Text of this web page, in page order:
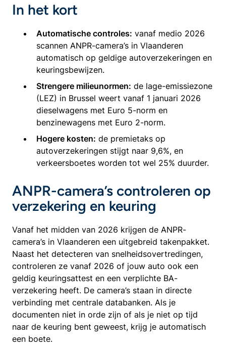
In het kort
Automatische controles: vanaf medio 2026
scannen ANPR-camera’s in Vlaanderen
automatisch op geldige autoverzekeringen en
keuringsbewijzen.
Strengere milieunormen: de lage-emissiezone
(LEZ) in Brussel weert vanaf 1 januari 2026
dieselwagens met Euro 5-norm en
benzinewagens met Euro 2-norm.
Hogere kosten: de premietaks op
autoverzekeringen stijgt naar 9,6%, en
verkeersboetes worden tot wel 25% duurder.
ANPR-camera’s controleren op
verzekering en keuring
Vanaf het midden van 2026 krijgen de ANPR-
camera’s in Vlaanderen een uitgebreid takenpakket.
Naast het detecteren van snelheidsovertredingen,
controleren ze vanaf 2026 of jouw auto ook een
geldig keuringsattest en een verplichte BA-
verzekering heeft. De camera’s staan in directe
verbinding met centrale databanken. Als je
documenten niet in orde zijn of als je niet op tijd
naar de keuring bent geweest, krijg je automatisch
een boete.